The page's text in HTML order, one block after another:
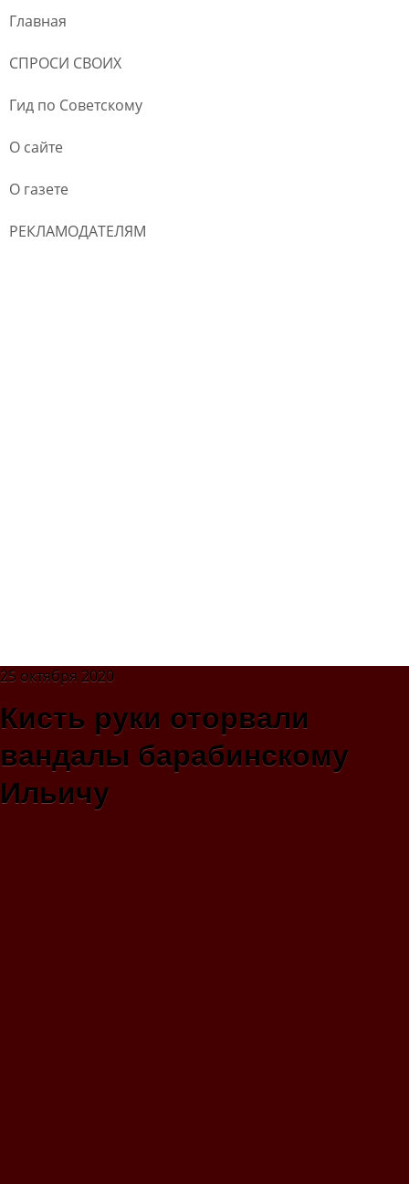
Главная
СПРОСИ СВОИХ
Гид по Советскому
О сайте
О газете
РЕКЛАМОДАТЕЛЯМ
25 октября 2020
Кисть руки оторвали
вандалы барабинскому
Ильичу